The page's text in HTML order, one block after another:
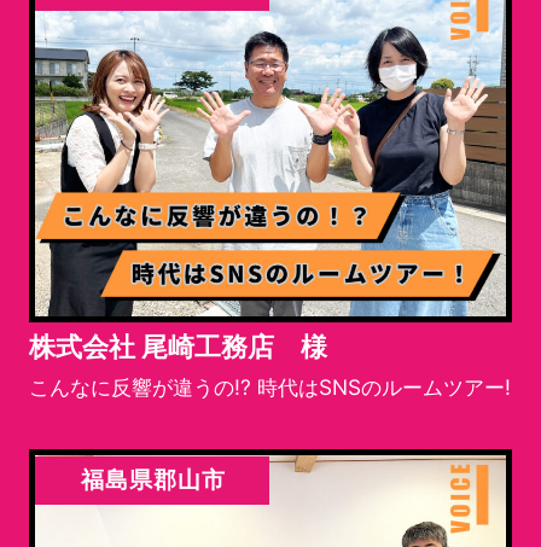
株式会社 尾崎工務店 様
こんなに反響が違うの!? 時代はSNSのルームツアー!
福島県郡山市